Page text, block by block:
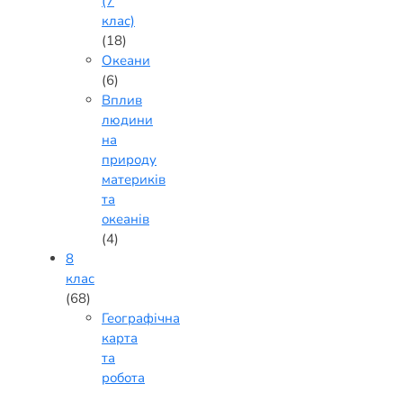
клас)
(18)
Океани
(6)
Вплив
людини
на
природу
материків
та
океанів
(4)
8
клас
(68)
Географічна
карта
та
робота